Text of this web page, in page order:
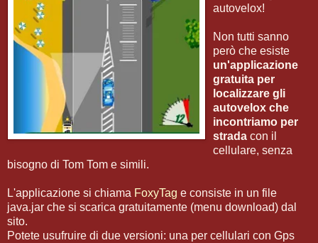
autovelox!
Non tutti sanno
però che esiste
un'applicazione
gratuita per
localizzare gli
autovelox che
incontriamo per
strada con il
cellulare, senza
bisogno di Tom Tom e simili.
L'applicazione si chiama FoxyTag e consiste in un file
java.jar che si scarica gratuitamente (menu download) dal
sito.
Potete usufruire di due versioni: una per cellulari con Gps